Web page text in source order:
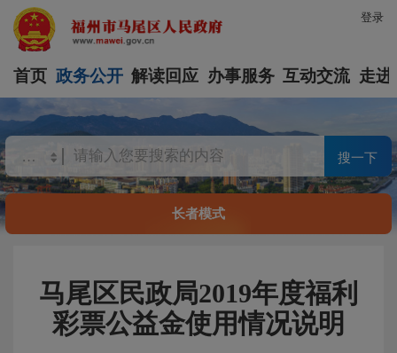
登录
首页 政务公开 解读回应 办事服务 互动交流 走进
搜一下
长者模式
马尾区民政局2019年度福利
彩票公益金使用情况说明